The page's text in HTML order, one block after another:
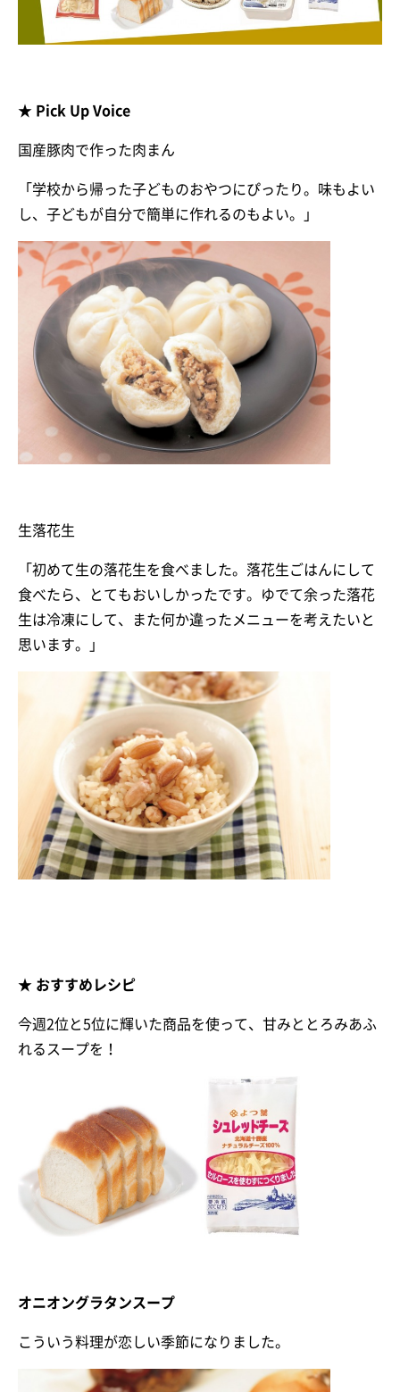
★ Pick Up Voice
国産豚肉で作った肉まん
「学校から帰った子どものおやつにぴったり。味もよい
し、子どもが自分で簡単に作れるのもよい。」
生落花生
「初めて生の落花生を食べました。落花生ごはんにして
食べたら、とてもおいしかったです。ゆでて余った落花
生は冷凍にして、また何か違ったメニューを考えたいと
思います。」
★ おすすめレシピ
今週2位と5位に輝いた商品を使って、甘みととろみあふ
れるスープを！
オニオングラタンスープ
こういう料理が恋しい季節になりました。